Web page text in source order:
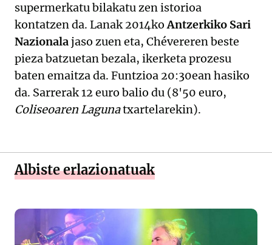
supermerkatu bilakatu zen istorioa
kontatzen da. Lanak 2014koAntzerkiko Sari
Nazionalajaso zuen eta, Chévereren beste
pieza batzuetan bezala, ikerketa prozesu
baten emaitza da. Funtzioa 20:30ean hasiko
da. Sarrerak 12 euro balio du (8'50 euro,
Coliseoaren Lagunatxartelarekin).
Albiste erlazionatuak